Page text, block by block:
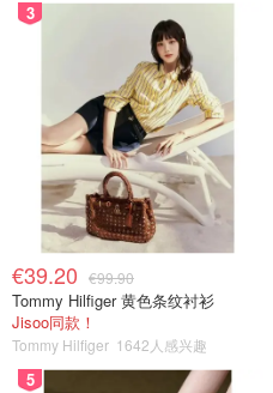
3
€39.20 €99.90
Tommy Hilfiger 黄色条纹衬衫
Jisoo同款！
Tommy Hilfiger 1642人感兴趣
5